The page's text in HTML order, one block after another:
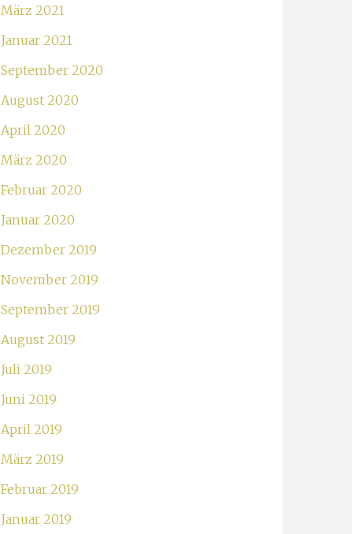
März 2021
Januar 2021
September 2020
August 2020
April 2020
März 2020
Februar 2020
Januar 2020
Dezember 2019
November 2019
September 2019
August 2019
Juli 2019
Juni 2019
April 2019
März 2019
Februar 2019
Januar 2019